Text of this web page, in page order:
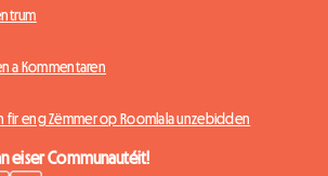
a Kommentaren
fir eng Zëmmer op Roomlala unzebidden
eiser Communautéit!